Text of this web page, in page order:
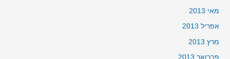
מאי 2013
אפריל 2013
מרץ 2013
פברואר 2013